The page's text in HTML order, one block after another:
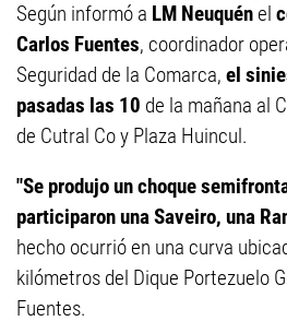
Según informó a LM Neuquénel
Carlos Fuentes, coordinador
Seguridad de la Comarca, el
pasadas las 10 de la mañana al
de Cutral Co y Plaza Huincul.
"Se produjo un choque
participaron una Saveiro, una
hecho ocurrió en una curva
kilómetros del Dique Portezuelo
Fuentes.